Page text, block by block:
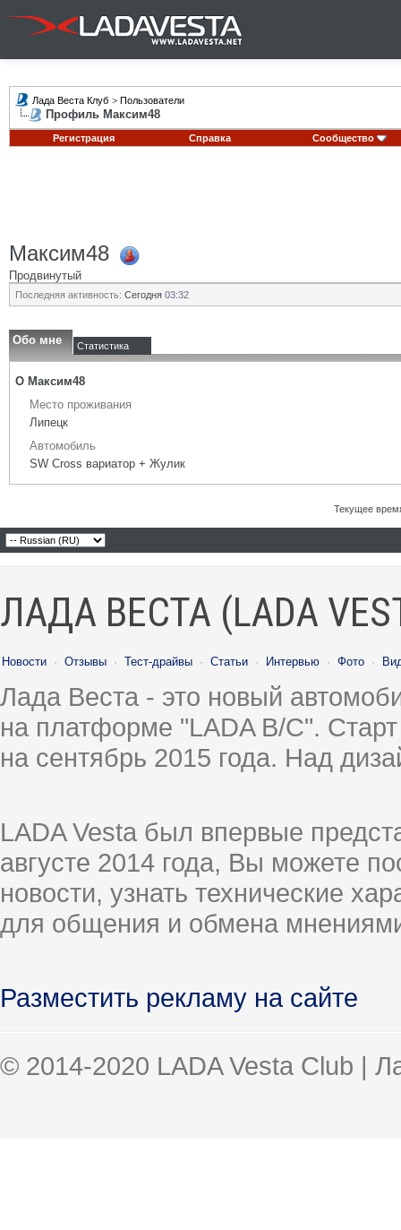
Лада Веста Клуб > Пользователи
Профиль Максим48
Регистрация Справка Сообщество
Максим48
Продвинутый
Последняя активность: Сегодня 03:32
Обо мне Статистика
О Максим48
Место проживания
Липецк
Автомобиль
SW Cross вариатор + Жулик
Текущее
ЛАДА ВЕСТА (LADA
Новости · Отзывы · Тест-драйвы · Статьи · Интервью · Фото ·
Лада Веста - это новый
на платформе "LADA B/C".
на сентябрь 2015 года. Над
LADA Vesta был впервые
августе 2014 года, Вы можете
новости, узнать технические
для общения и обмена
Разместить рекламу на сайте
© 2014-2020 LADA Vesta Club |